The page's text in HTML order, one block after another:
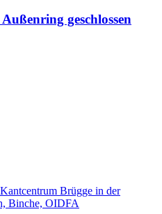
geschlossen